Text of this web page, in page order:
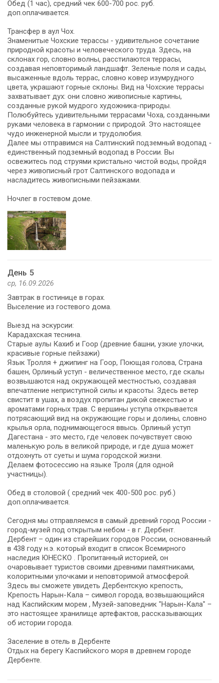
Обед (1 час), средний чек 600-700 рос. руб.
доп.оплачивается.
Трансфер в аул Чох.
Знаменитые Чохские терассы - удивительное сочетание
природной красоты и человеческого труда. Здесь, на
склонах гор, словно волны, расстилаются террасы,
создавая неповторимый ландшафт. Зеленые поля и сады,
высаженные вдоль террас, словно ковер изумрудного
цвета, украшают горные склоны. Вид на Чохские террасы
захватывает дух: они словно живописные картины,
созданные рукой мудрого художника-природы.
Полюбуйтесь удивительными террасами Чоха, созданными
руками человека в гармонии с природой. Это настоящее
чудо инженерной мысли и трудолюбия.
Далее мы отправимся на Салтинский подземный водопад -
единственный подземный водопад в России. Вы
освежитесь под струями кристально чистой воды, пройдя
через живописный грот Салтинского водопада и
насладитесь живописными пейзажами.
Ночлег в гостевом доме.
День 5
ср, 16.09.2026
Завтрак в гостинице в горах.
Выселение из гостевого дома.
Выезд на эскурсии:
Карадахская теснина.
Старые аулы Кахиб и Гоор (древние башни, узкие улочки,
красивые горные пейзажи)
Язык Тролля + джипинг на Гоор, Поющая голова, Страна
башен, Орлиный уступ - величественное место, где скалы
возвышаются над окружающей местностью, создавая
впечатление неприступной силы и красоты. Здесь ветер
свистит в ушах, а воздух пропитан дикой свежестью и
ароматами горных трав. С вершины уступа открывается
потрясающий вид на окружающие горы и долины, словно
крылья орла, поднимающегося ввысь. Орлиный уступ
Дагестана - это место, где человек почувствует свою
маленькую роль в великой природе, и где душа может
отдохнуть от суеты и шума городской жизни.
Делаем фотосессию на языке Троля (для одной
участницы).
Обед в столовой ( средний чек 400-500 рос. руб.)
доп.оплачивается.
Сегодня мы отправляемся в самый древний город России -
город-музей под открытым небом - в г. Дербент.
Дербент – один из старейших городов России, основанный
в 438 году н.э. который входит в список Всемирного
наследия ЮНЕСКО . Пропитанный историей, он
очаровывает туристов своими древними памятниками,
колоритными улочками и неповторимой атмосферой.
Здесь вы сможете увидеть Дербентскую крепость,
Крепость Нарын-Кала – символ города, возвышающийся
над Каспийским морем , Музей-заповедник "Нарын-Кала" –
это настоящее хранилище артефактов, рассказывающих
об истории города.
Заселение в отель в Дербенте
Отдых на берегу Каспийского моря в древнем городе
Дербенте.